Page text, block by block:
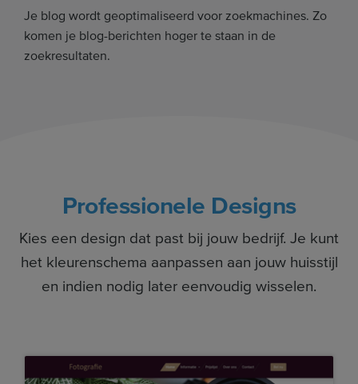
Je blog wordt geoptimaliseerd voor zoekmachines. Zo
komen je blog-berichten hoger te staan in de
zoekresultaten.
Professionele Designs
Kies een design dat past bij jouw bedrijf. Je kunt
het kleurenschema aanpassen aan jouw huisstijl
en indien nodig later eenvoudig wisselen.